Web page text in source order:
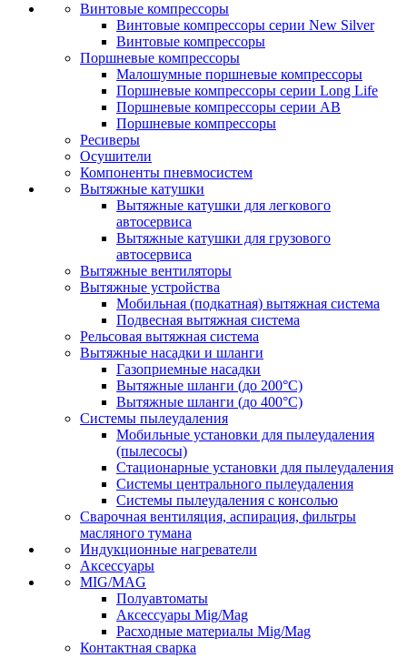
Винтовые компрессоры
Винтовые компрессоры серии New Silver
Винтовые компрессоры
Поршневые компрессоры
Малошумные поршневые компрессоры
Поршневые компрессоры серии Long Life
Поршневые компрессоры серии AB
Поршневые компрессоры
Ресиверы
Осушители
Компоненты пневмосистем
Вытяжные катушки
Вытяжные катушки для легкового
автосервиса
Вытяжные катушки для грузового
автосервиса
Вытяжные вентиляторы
Вытяжные устройства
Мобильная (подкатная) вытяжная система
Подвесная вытяжная система
Рельсовая вытяжная система
Вытяжные насадки и шланги
Газоприемные насадки
Вытяжные шланги (до 200°C)
Вытяжные шланги (до 400°C)
Системы пылеудаления
Мобильные установки для пылеудаления
(пылесосы)
Стационарные установки для пылеудаления
Системы центрального пылеудаления
Системы пылеудаления с консолью
Сварочная вентиляция, аспирация, фильтры
масляного тумана
Индукционные нагреватели
Аксессуары
MIG/MAG
Полуавтоматы
Аксессуары Mig/Mag
Расходные материалы Mig/Mag
Контактная сварка